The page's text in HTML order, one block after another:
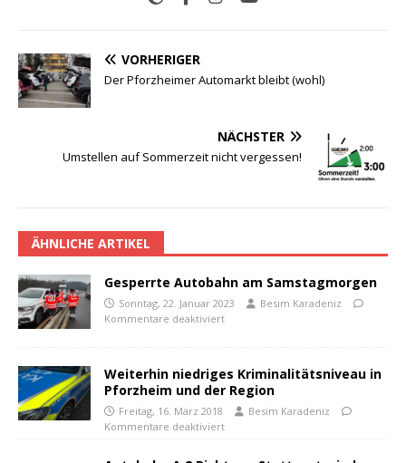
VORHERIGER
Der Pforzheimer Automarkt bleibt (wohl)
NÄCHSTER
Umstellen auf Sommerzeit nicht vergessen!
ÄHNLICHE ARTIKEL
Gesperrte Autobahn am Samstagmorgen
Sonntag, 22. Januar 2023
Besim Karadeniz
Kommentare deaktiviert
Weiterhin niedriges Kriminalitätsniveau in
Pforzheim und der Region
Freitag, 16. März 2018
Besim Karadeniz
Kommentare deaktiviert